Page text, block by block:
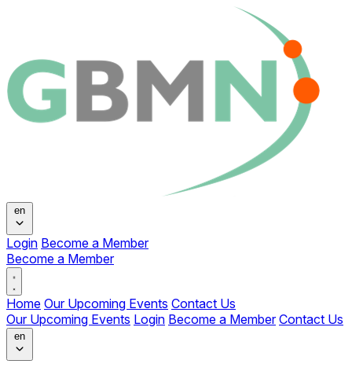
Change language
en
Login Become a Member
Become a Member
Open main menu
Home Our Upcoming Events Contact Us
Our Upcoming Events Login Become a Member Contact Us
Change language
en